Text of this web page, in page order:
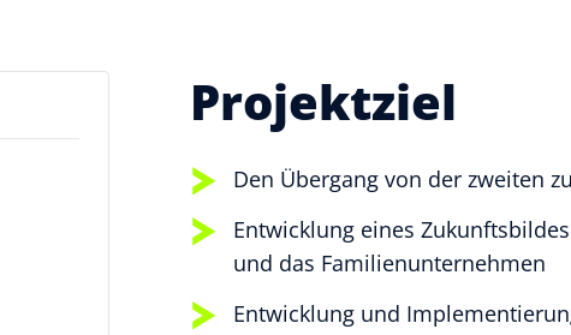
Projektziel
Den Übergang von der zweiten
Entwicklung eines
und das Familienunternehmen
Entwicklung und